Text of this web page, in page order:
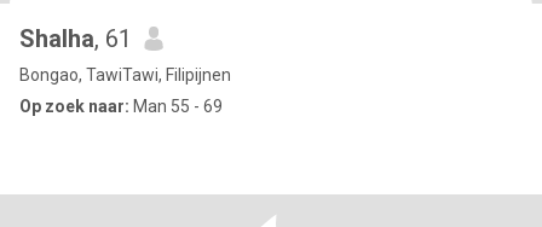
Shalha, 61
Bongao, TawiTawi, Filipijnen
Op zoek naar: Man 55 - 69